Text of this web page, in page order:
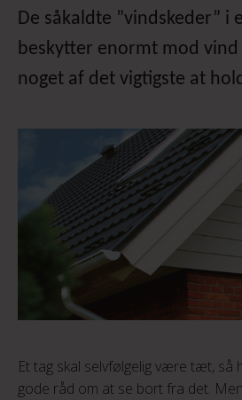
De såkaldte ”vindskeder” i
beskytter enormt mod vind
noget af det vigtigste at
Et tag skal selvfølgelig være tæt, så
gode råd om at se bort fra det.